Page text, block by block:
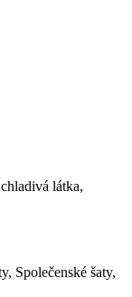
látka,
, Společenské šaty,